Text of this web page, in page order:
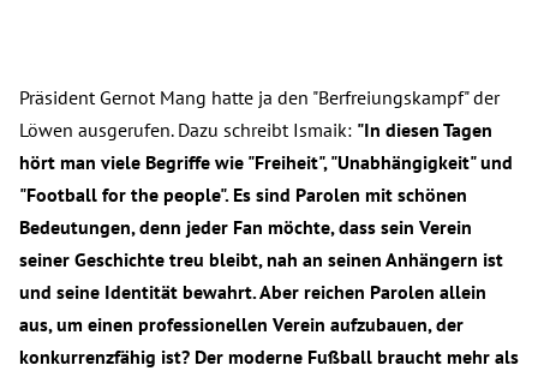
Präsident Gernot Mang hatte ja den "Berfreiungskampf" der
Löwen ausgerufen. Dazu schreibt Ismaik: "In diesen Tagen
hört man viele Begriffe wie "Freiheit", "Unabhängigkeit" und
"Football for the people". Es sind Parolen mit schönen
Bedeutungen, denn jeder Fan möchte, dass sein Verein
seiner Geschichte treu bleibt, nah an seinen Anhängern ist
und seine Identität bewahrt. Aber reichen Parolen allein
aus, um einen professionellen Verein aufzubauen, der
konkurrenzfähig ist? Der moderne Fußball braucht mehr als